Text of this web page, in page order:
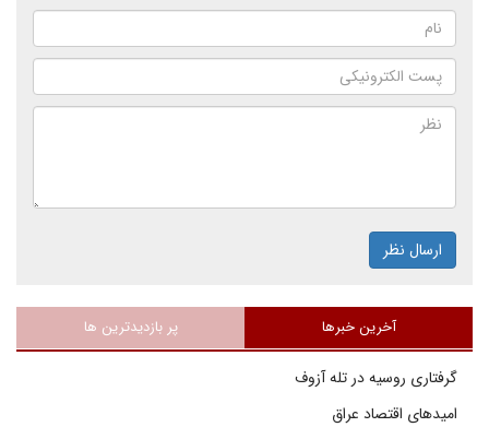
ارسال نظر
آخرین خبرها پر بازدیدترین ها
گرفتاری روسیه در تله آزوف
امیدهای اقتصاد عراق